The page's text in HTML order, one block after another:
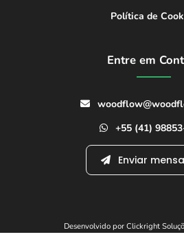
Política de
Entre em
+55 (41)
Enviar
Desenvolvido por Clickright